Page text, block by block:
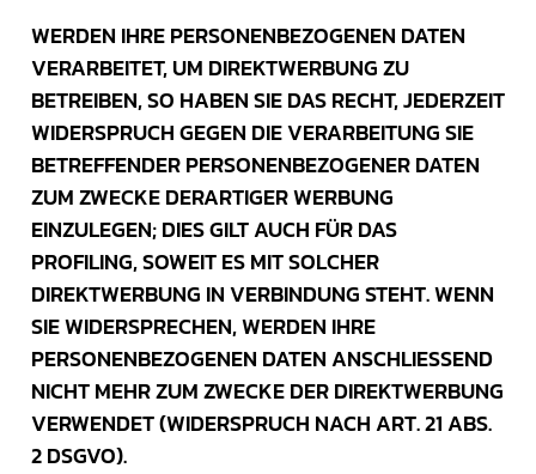
WERDEN IHRE PERSONENBEZOGENEN DATEN
VERARBEITET, UM DIREKTWERBUNG ZU
BETREIBEN, SO HABEN SIE DAS RECHT, JEDERZEIT
WIDERSPRUCH GEGEN DIE VERARBEITUNG SIE
BETREFFENDER PERSONENBEZOGENER DATEN
ZUM ZWECKE DERARTIGER WERBUNG
EINZULEGEN; DIES GILT AUCH FÜR DAS
PROFILING, SOWEIT ES MIT SOLCHER
DIREKTWERBUNG IN VERBINDUNG STEHT. WENN
SIE WIDERSPRECHEN, WERDEN IHRE
PERSONENBEZOGENEN DATEN ANSCHLIESSEND
NICHT MEHR ZUM ZWECKE DER DIREKTWERBUNG
VERWENDET (WIDERSPRUCH NACH ART. 21 ABS.
2 DSGVO).